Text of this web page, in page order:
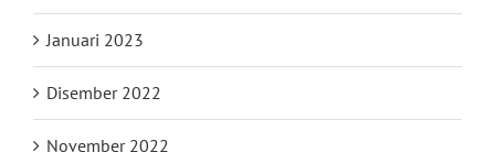
Januari 2023
Disember 2022
November 2022